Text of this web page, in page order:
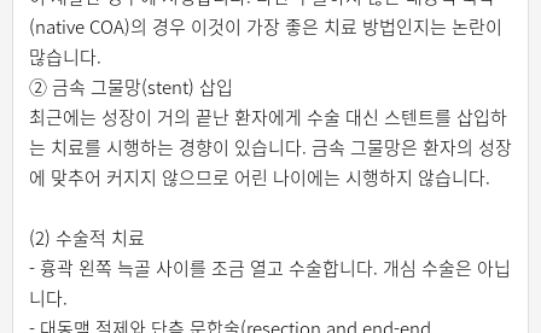
(native COA)의 경우 이것이 가장 좋은 치료 방법인지는 논란이
많습니다.
② 금속 그물망(stent) 삽입
최근에는 성장이 거의 끝난 환자에게 수술 대신 스텐트를 삽입하
는 치료를 시행하는 경향이 있습니다. 금속 그물망은 환자의 성장
에 맞추어 커지지 않으므로 어린 나이에는 시행하지 않습니다.
(2) 수술적 치료
- 흉곽 왼쪽 늑골 사이를 조금 열고 수술합니다. 개심 수술은 아닙
니다.
- 대동맥 절제와 단측 문합술(resection and end-end